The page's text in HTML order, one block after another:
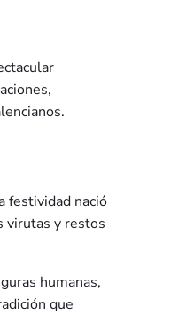
festividad nació
virutas y restos
humanas,
que